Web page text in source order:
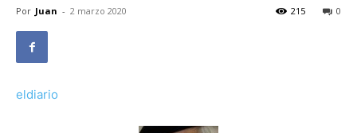
Por Juan - 2 marzo 2020 0
215
eldiario